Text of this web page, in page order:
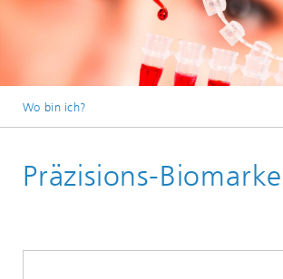
Wo bin ich?
Forschung
Next-Generation Diagnostics
Präzisions-